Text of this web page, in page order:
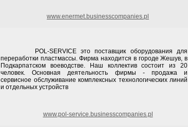
www.enermet.businesscompanies.pl
POL-SERVICE это поставщик оборудования для
переработки пластмассы. Фирма находится в городе Жешув, в
Подкарпатском воеводстве. Наш коллектив состоит из 20
человек. Основная деятельность фирмы - продажа и
сервисное обслуживание комплексных технологических линий
и отдельных устройств
www.pol-service.businesscompanies.pl